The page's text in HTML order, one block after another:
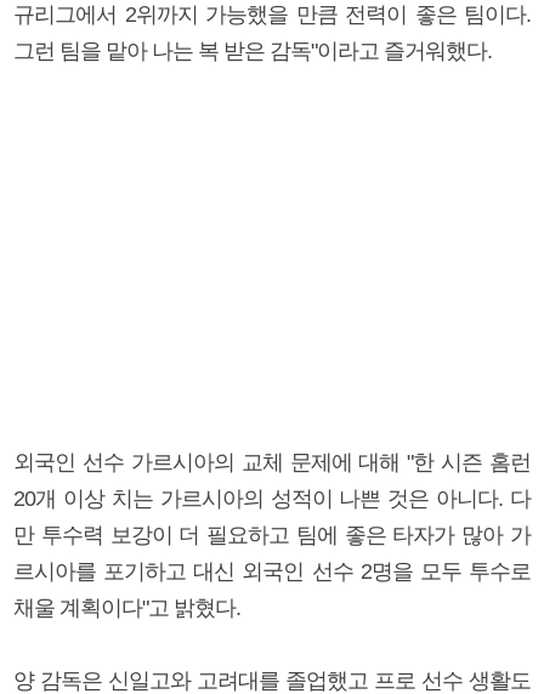
규리그에서 2위까지 가능했을 만큼 전력이 좋은 팀이다.
그런 팀을 맡아 나는 복 받은 감독"이라고 즐거워했다.
외국인 선수 가르시아의 교체 문제에 대해 "한 시즌 홈런
20개 이상 치는 가르시아의 성적이 나쁜 것은 아니다. 다
만 투수력 보강이 더 필요하고 팀에 좋은 타자가 많아 가
르시아를 포기하고 대신 외국인 선수 2명을 모두 투수로
채울 계획이다"고 밝혔다.
양 감독은 신일고와 고려대를 졸업했고 프로 선수 생활도